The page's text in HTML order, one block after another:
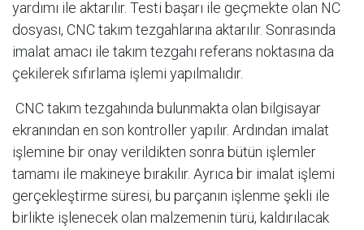
yardımı ile aktarılır. Testi başarı ile geçmekte olan NC
dosyası, CNC takım tezgahlarına aktarılır. Sonrasında
imalat amacı ile takım tezgahı referans noktasına da
çekilerek sıfırlama işlemi yapılmalıdır.
CNC takım tezgahında bulunmakta olan bilgisayar
ekranından en son kontroller yapılır. Ardından imalat
işlemine bir onay verildikten sonra bütün işlemler
tamamı ile makineye bırakılır. Ayrıca bir imalat işlemi
gerçekleştirme süresi, bu parçanın işlenme şekli ile
birlikte işlenecek olan malzemenin türü, kaldırılacak